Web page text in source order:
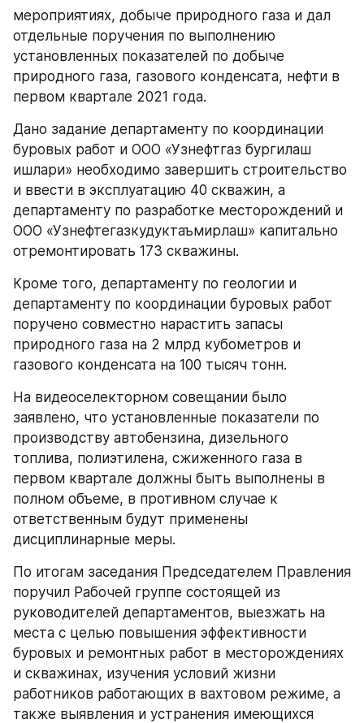
мероприятиях, добыче природного газа и дал
отдельные поручения по выполнению
установленных показателей по добыче
природного газа, газового конденсата, нефти в
первом квартале 2021 года.
Дано задание департаменту по координации
буровых работ и ООО «Узнефтгаз бургилаш
ишлари» необходимо завершить строительство
и ввести в эксплуатацию 40 скважин, а
департаменту по разработке месторождений и
ООО «Узнефтегазкудуктаъмирлаш» капитально
отремонтировать 173 скважины.
Кроме того, департаменту по геологии и
департаменту по координации буровых работ
поручено совместно нарастить запасы
природного газа на 2 млрд кубометров и
газового конденсата на 100 тысяч тонн.
На видеоселекторном совещании было
заявлено, что установленные показатели по
производству автобензина, дизельного
топлива, полиэтилена, сжиженного газа в
первом квартале должны быть выполнены в
полном объеме, в противном случае к
ответственным будут применены
дисциплинарные меры.
По итогам заседания Председателем Правления
поручил Рабочей группе состоящей из
руководителей департаментов, выезжать на
места с целью повышения эффективности
буровых и ремонтных работ в месторождениях
и скважинах, изучения условий жизни
работников работающих в вахтовом режиме, а
также выявления и устранения имеющихся